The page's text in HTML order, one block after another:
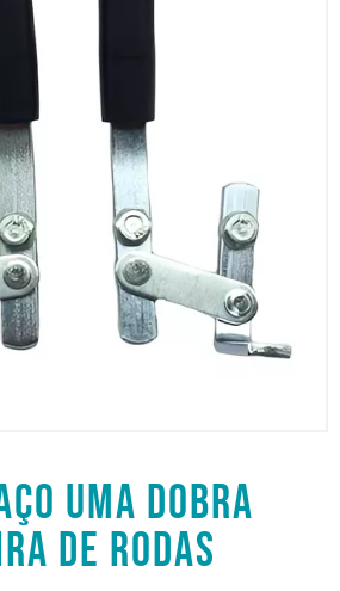
UMA DOBRA
DE RODAS